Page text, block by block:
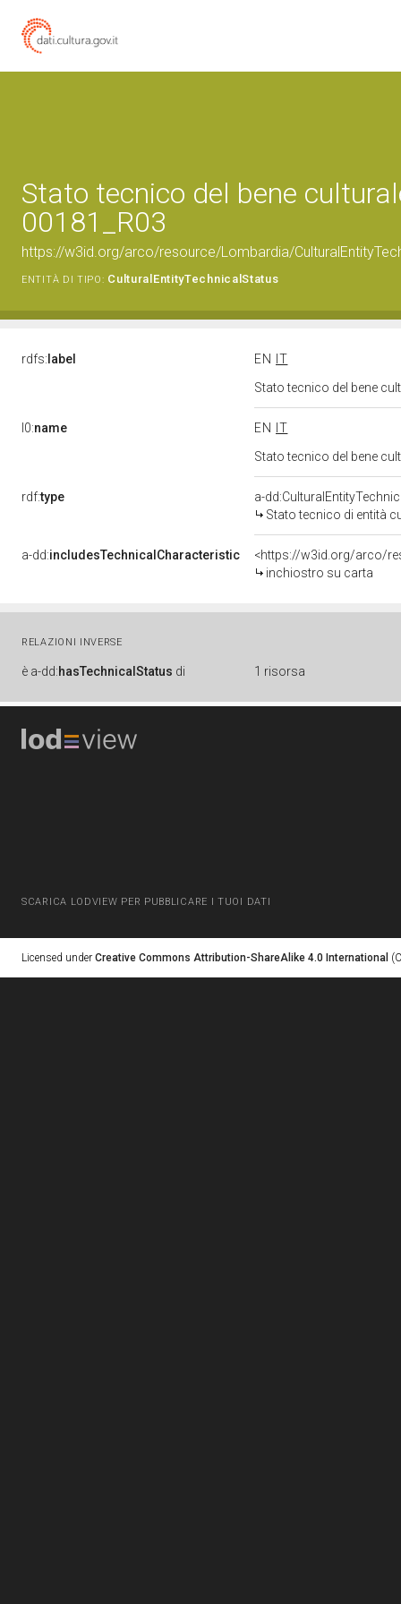
Stato tecnico del bene
00181_R03
https://w3id.org/arco/resource/Lombardia/
ENTITÀ DI TIPO: CulturalEntityTechnicalStatus
rdfs: label EN
IT
Stato tecnico del bene
l0:name EN
IT
Stato tecnico del bene
rdf:type
a-
Stato tecnico di entità
a-dd:includesTechnicalCharacteristic
<https://w3id.org/arco/
inchiostro su carta
RELAZIONI INVERSE
è a-dd:hasTechnicalStatus di 1 risorsa
SCARICA LODVIEW PER PUBBLICARE I TUOI DATI
Licensed under Creative Commons Attribution-ShareAlike 4.0 International